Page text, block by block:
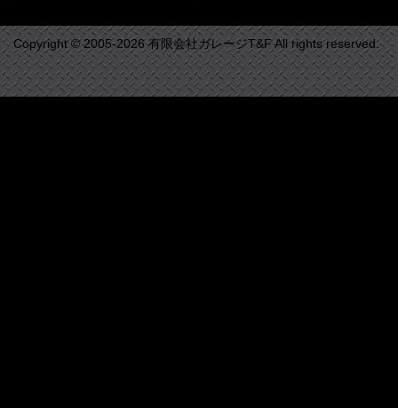
Copyright © 2005-2026 有限会社ガレージT&F All rights reserved.